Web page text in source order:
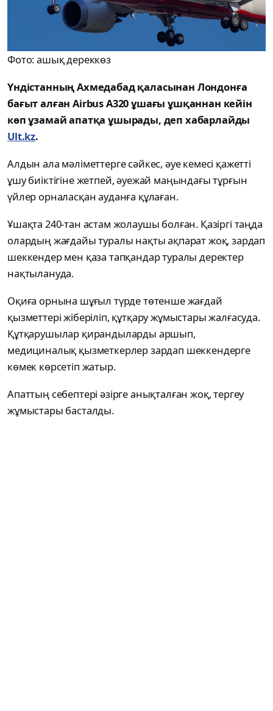
Фото: ашық дереккөз
Үндістанның Ахмедабад қаласынан Лондонға
бағыт алған Airbus A320 ұшағы ұшқаннан кейін
көп ұзамай апатқа ұшырады, деп хабарлайды
Ult.kz.
Алдын ала мәліметтерге сәйкес, әуе кемесі қажетті
ұшу биіктігіне жетпей, әуежай маңындағы тұрғын
үйлер орналасқан ауданға құлаған.
Ұшақта 240-тан астам жолаушы болған. Қазіргі таңда
олардың жағдайы туралы нақты ақпарат жоқ, зардап
шеккендер мен қаза тапқандар туралы деректер
нақтылануда.
Оқиға орнына шұғыл түрде төтенше жағдай
қызметтері жіберіліп, құтқару жұмыстары жалғасуда.
Құтқарушылар қирандыларды аршып,
медициналық қызметкерлер зардап шеккендерге
көмек көрсетіп жатыр.
Апаттың себептері әзірге анықталған жоқ, тергеу
жұмыстары басталды.